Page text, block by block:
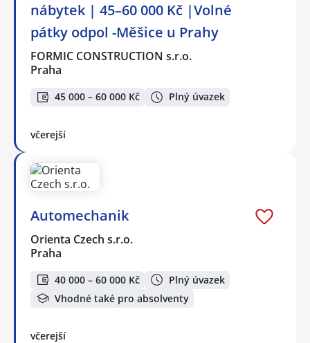
nábytek | 45–60 000 Kč |Volné
pátky odpol -Měšice u Prahy
FORMIC CONSTRUCTION s.r.o.
Praha
45 000 – 60 000 Kč Plný úvazek
včerejší
Automechanik
Orienta Czech s.r.o.
Praha
40 000 – 60 000 Kč
Plný úvazek
Vhodné také pro absolventy
včerejší